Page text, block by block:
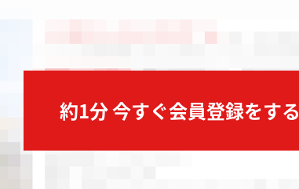
約1分 今すぐ会員登録をする